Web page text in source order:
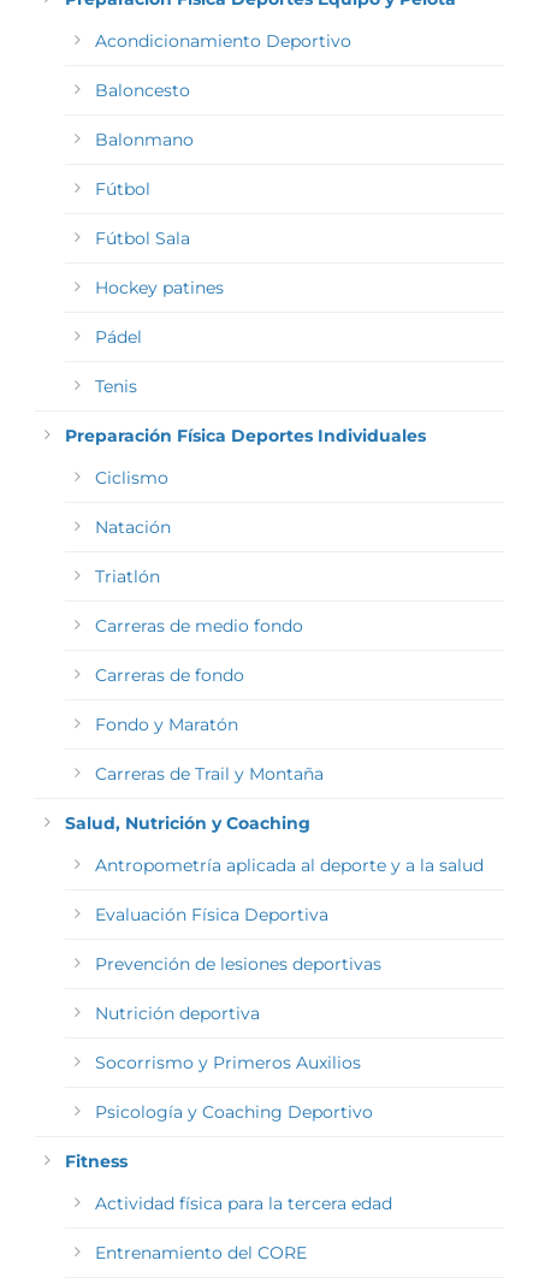
Acondicionamiento Deportivo
Baloncesto
Balonmano
Fútbol
Fútbol Sala
Hockey patines
Pádel
Tenis
Preparación Física Deportes Individuales
Ciclismo
Natación
Triatlón
Carreras de medio fondo
Carreras de fondo
Fondo y Maratón
Carreras de Trail y Montaña
Salud, Nutrición y Coaching
Antropometría aplicada al deporte y a la salud
Evaluación Física Deportiva
Prevención de lesiones deportivas
Nutrición deportiva
Socorrismo y Primeros Auxilios
Psicología y Coaching Deportivo
Fitness
Actividad física para la tercera edad
Entrenamiento del CORE